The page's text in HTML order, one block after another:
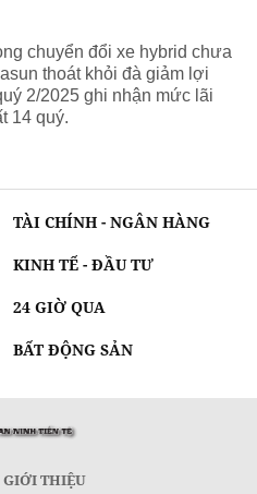
chuyển đổi xe hybrid chưa
thoát khỏi đà giảm lợi
2/2025 ghi nhận mức lãi
14 quý.
TÀI CHÍNH - NGÂN HÀNG
KINH TẾ - ĐẦU TƯ
24 GIỜ QUA
BẤT ĐỘNG SẢN
GIỚI THIỆU